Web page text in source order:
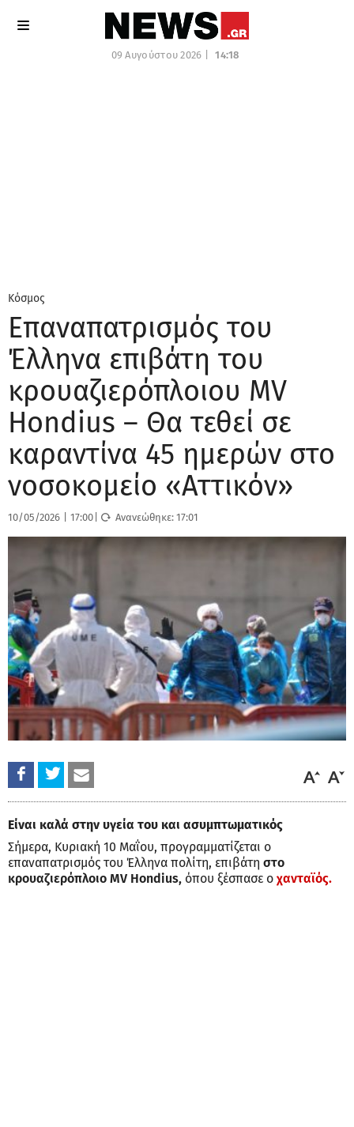
09 Αυγούστου 2026 | 14:18
Κόσμος
Επαναπατρισμός του
Έλληνα επιβάτη του
κρουαζιερόπλοιου MV
Hondius – Θα τεθεί σε
καραντίνα 45 ημερών στο
νοσοκομείο «Αττικόν»
10/05/2026 17:00 Ανανεώθηκε:17:01
Είναι καλά στην υγεία του και ασυμπτωματικός
Σήμερα, Κυριακή 10 Μαΐου, προγραμματίζεται ο
επαναπατρισμός του Έλληνα πολίτη, επιβάτη στο
κρουαζιερόπλοιο MV Hondius, όπου ξέσπασε ο χανταϊός.